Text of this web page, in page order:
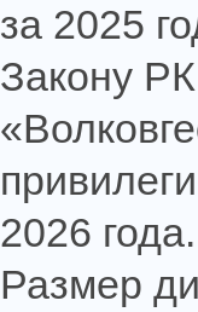
за 2025
Закону
2026 года.
Размер